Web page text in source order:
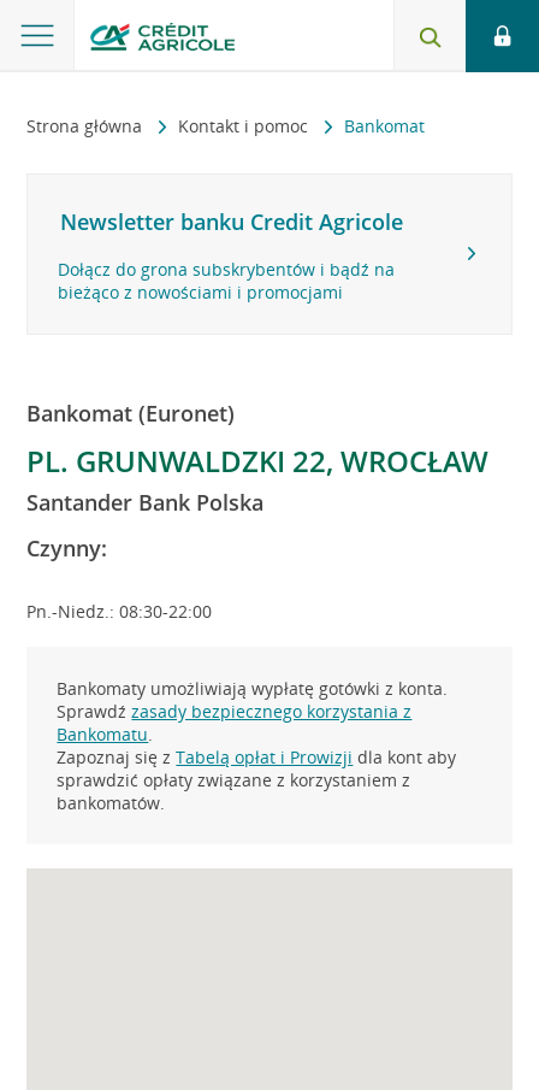
Strona główna Kontakt i pomoc Bankomat
Newsletter banku Credit Agricole
Dołącz do grona subskrybentów i bądź na
bieżąco z nowościami i promocjami
Bankomat (Euronet)
PL. GRUNWALDZKI 22, WROCŁAW
Santander Bank Polska
Czynny:
Pn.-Niedz.: 08:30-22:00
Bankomaty umożliwiają wypłatę gotówki z konta.
Sprawdźzasady bezpiecznego korzystania z
Bankomatu.
Zapoznaj się zTabelą opłat i Prowizji dla kont aby
sprawdzić opłaty związane z korzystaniem z
bankomatów.